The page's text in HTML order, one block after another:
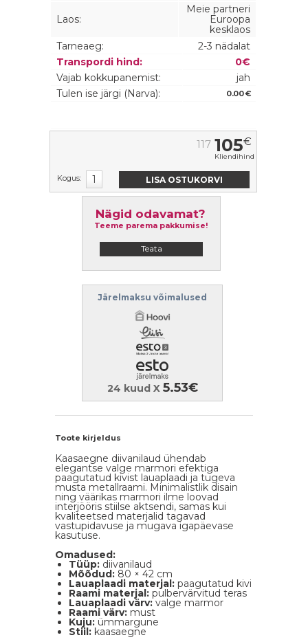
Laos:
Meie partneri
Euroopa
kesklaos
Tarneaeg:
2-3 nädalat
Transpordi hind:
0€
Vajab kokkupanemist:
jah
Tulen ise järgi (Narva):
0.00 €
105€
Kliendihind
117
Kogus:
Nägid odavamat?
Teeme parema pakkumise!
Teata
Järelmaksu võimalused
24 kuud X 5.53€
Toote kirjeldus
Kaasaegne diivanilaud ühendab
elegantse valge marmori efektiga
paagutatud kivist lauaplaadi ja tugeva
musta metallraami. Minimalistlik disain
ning väärikas marmori ilme loovad
interjööris stiilse aktsendi, samas kui
kvaliteetsed materjalid tagavad
vastupidavuse ja mugava igapäevase
kasutuse.
Omadused:
Tüüp: diivanilaud
Mõõdud: 80 × 42 cm
Lauaplaadi materjal: paagutatud kivi
Raami materjal: pulbervärvitud teras
Lauaplaadi värv:valge marmor
Raami värv: must
Kuju: ümmargune
Stiil: kaasaegne